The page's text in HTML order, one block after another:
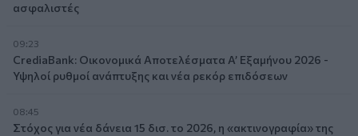
ασφαλιστές
09:23
CrediaBank: Οικονομικά Αποτελέσματα A’ Εξαμήνου 2026 -
Υψηλοί ρυθμοί ανάπτυξης και νέα ρεκόρ επιδόσεων
08:45
Στόχος για νέα δάνεια 15 δισ. το 2026, η «ακτινογραφία» της